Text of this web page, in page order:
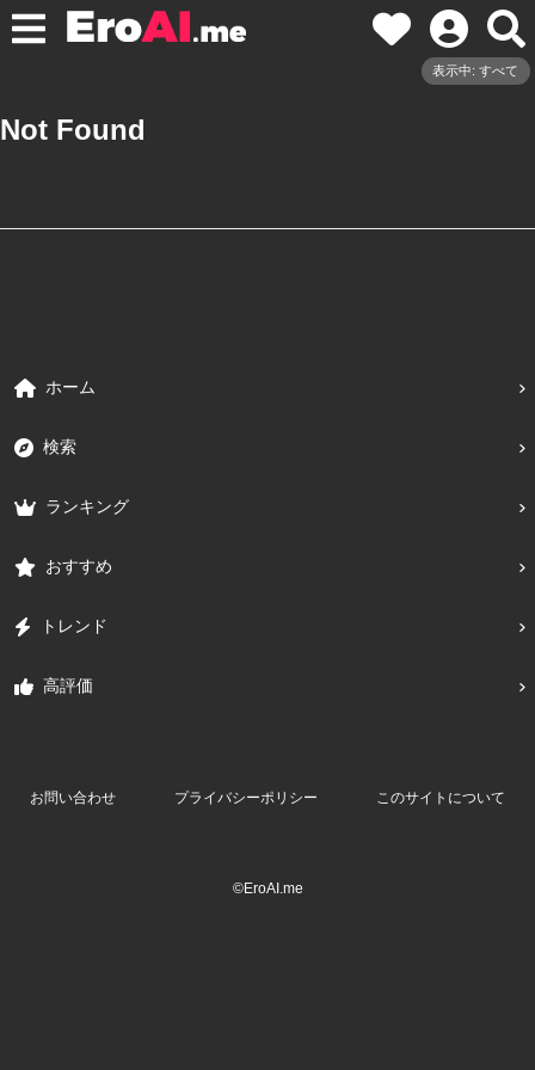
表示中: すべて
Not Found
ホーム
検索
ランキング
おすすめ
トレンド
高評価
お問い合わせ プライバシーポリシー このサイトについて
©EroAI.me